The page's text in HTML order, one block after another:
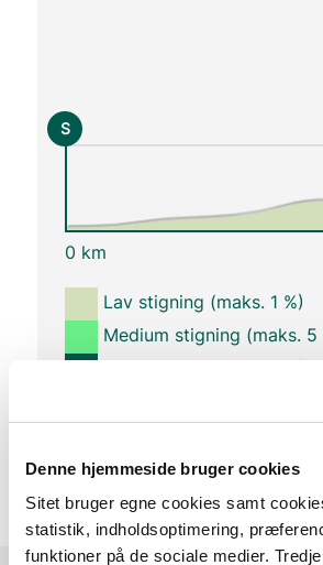
Denne hjemmeside bruger cookies
Sitet bruger egne cookies samt
statistik, indholdsoptimering,
funktioner på de sociale medier.
S
0 km
Lav stigning (maks. 1 %)
Medium stigning (maks. 5
Høj stigning (maks. 8 %)